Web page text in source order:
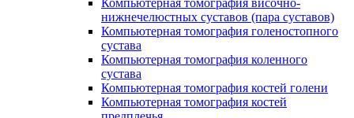
Компьютерная томография височно-
нижнечелюстных суставов (пара суставов)
Компьютерная томография голеностопного
сустава
Компьютерная томография коленного
сустава
Компьютерная томография костей голени
Компьютерная томография костей